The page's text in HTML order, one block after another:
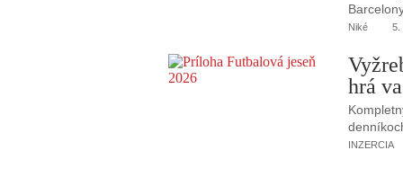
Niké 5.
hrá
INZERCIA